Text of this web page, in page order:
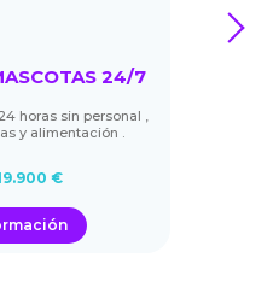
24/7
horas sin personal ,
y alimentación .
€
next